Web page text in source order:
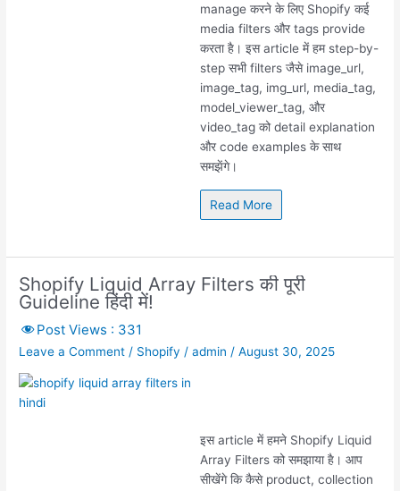
manage करने के लिए Shopify कई
media filters और tags provide
करता है। इस article में हम step-by-
step सभी filters जैसे image_url,
image_tag, img_url, media_tag,
model_viewer_tag, और
video_tag को detail explanation
और code examples के साथ
समझेंगे।
Read More
Shopify Liquid Array Filters की पूरी
Guideline हिंदी में!
Post Views : 331
Leave a Comment / Shopify /admin /August 30, 2025
इस article में हमने Shopify Liquid
Array Filters को समझाया है। आप
सीखेंगे कि कैसे product, collection